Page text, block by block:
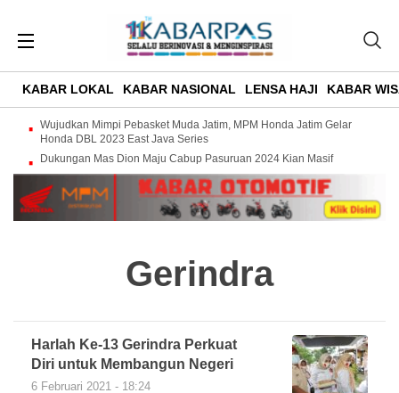
KABAR LOKAL KABAR NASIONAL LENSA HAJI KABAR
Wujudkan Mimpi Pebasket Muda Jatim, MPM Honda Jatim Gelar
Honda DBL 2023 East Java Series
Dukungan Mas Dion Maju Cabup Pasuruan 2024 Kian Masif
Gerindra
Harlah Ke-13 Gerindra Perkuat
Diri untuk Membangun Negeri
6 Februari 2021 - 18:24